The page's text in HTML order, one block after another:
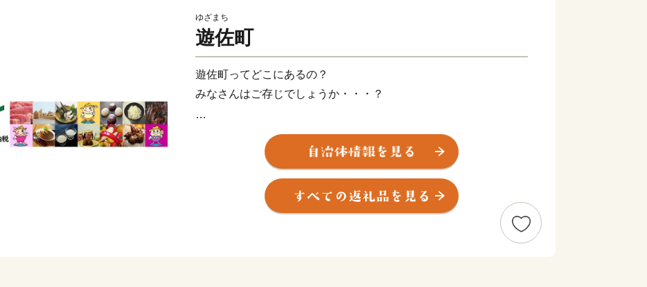
ゆざまち
遊佐町
遊佐町ってどこにあるの？
みなさんはご存じでしょうか・・・？
答えは「山形のおでこ」です！
山形県を人の横顔に見立てると、遊佐町がおでこの位置に当たると
いう地理的な特徴があります。